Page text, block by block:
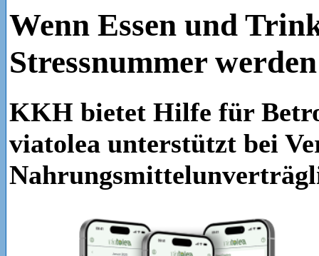
Wenn Essen und
Stressnummer werden
KKH bietet Hilfe für
viatolea unterstützt bei